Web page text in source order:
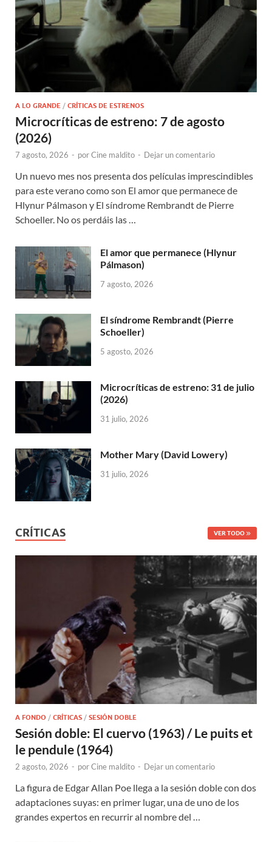
A LO GRANDE / CRÍTICAS DE ESTRENOS
Microcríticas de estreno: 7 de agosto
(2026)
7 agosto, 2026 - porCine maldito - Dejar un comentario
Un nuevo mes nos presenta dos películas imprescindibles
para este verano como son El amor que permanece de
Hlynur Pálmason y El síndrome Rembrandt de Pierre
Schoeller. No os perdáis las …
El amor que permanece (Hlynur
Pálmason)
7 agosto, 2026
El síndrome Rembrandt (Pierre
Schoeller)
5 agosto, 2026
Microcríticas de estreno: 31 de julio
(2026)
31 julio, 2026
Mother Mary (David Lowery)
31 julio, 2026
CRÍTICAS VER TODO
A FONDO / CRÍTICAS / SESIÓN DOBLE
Sesión doble: El cuervo (1963) / Le puits et
le pendule (1964)
2 agosto, 2026 - porCine maldito - Dejar un comentario
La figura de Edgar Allan Poe llega a la sesión doble con dos
adaptaciones suyas: en primer lugar, una de uno de los
grandes expertos en recurrir al nombre del …